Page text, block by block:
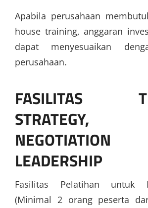
Apabila perusahaan
house training, anggaran
dapat menyesuaikan
perusahaan.
FASILITAS
STRATEGY,
LEADERSHIP
Fasilitas Pelatihan untuk
(Minimal 2 orang peserta